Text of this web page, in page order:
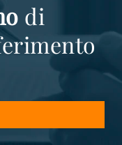
di